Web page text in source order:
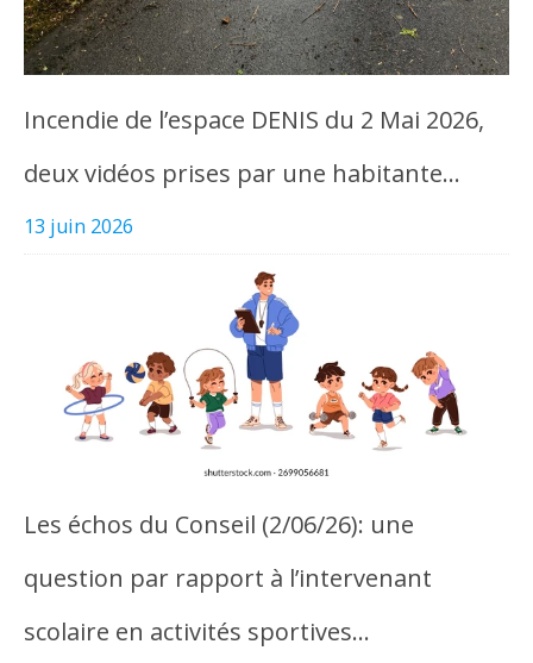
Incendie de l’espace DENIS du 2 Mai 2026,
deux vidéos prises par une habitante…
13 juin 2026
Les échos du Conseil (2/06/26): une
question par rapport à l’intervenant
scolaire en activités sportives…